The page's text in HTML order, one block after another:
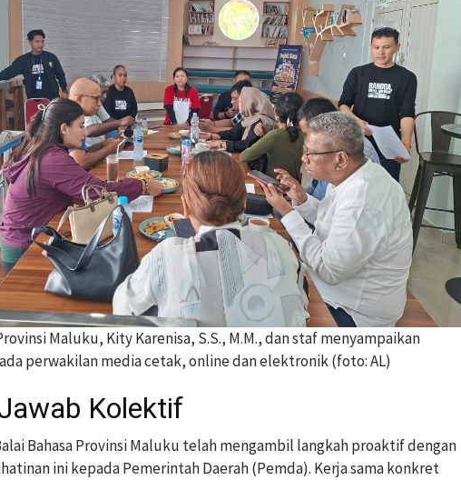
Maluku, Kity Karenisa, S.S., M.M., dan staf menyampaikan
perwakilan media cetak, online dan elektronik (foto: AL)
Kolektif
Bahasa Provinsi Maluku telah mengambil langkah proaktif dengan
ini kepada Pemerintah Daerah (Pemda). Kerja sama konkret